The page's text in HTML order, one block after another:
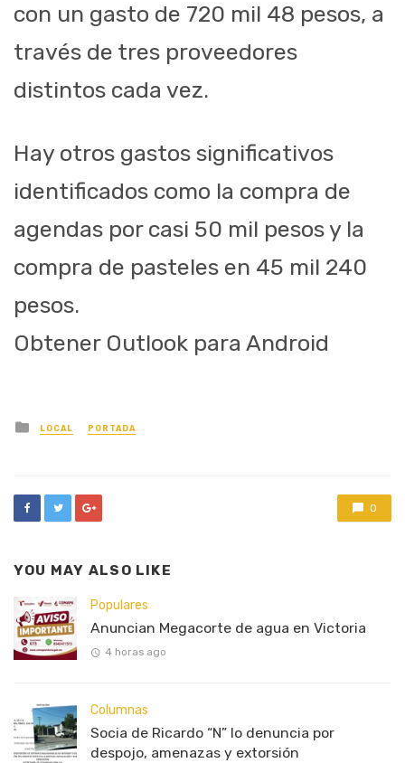
con un gasto de 720 mil 48 pesos, a
través de tres proveedores
distintos cada vez.
Hay otros gastos significativos
identificados como la compra de
agendas por casi 50 mil pesos y la
compra de pasteles en 45 mil 240
pesos.
Obtener Outlook para Android
Posted
in
LOCAL PORTADA
0
YOU MAY ALSO LIKE
Populares
Anuncian Megacorte de agua en Victoria
4 horas ago
Columnas
Socia de Ricardo “N” lo denuncia por
despojo, amenazas y extorsión